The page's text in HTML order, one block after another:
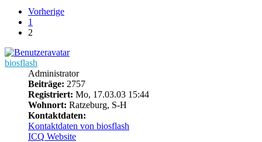
Vorherige
1
2
biosflash
Administrator
Beiträge: 2757
Registriert: Mo, 17.03.03 15:44
Wohnort: Ratzeburg, S-H
Kontaktdaten:
Kontaktdaten von biosflash
ICQ Website